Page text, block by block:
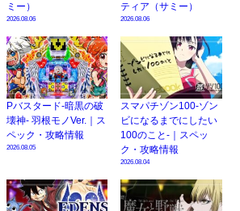
ル話題（ネタ）まとめ｜ぱちんこパチスロ関連【4
ミー）
2026.08.06
ティア（サミー）
2026.08.06
Pバスタード-暗黒の破
壊神- 羽根モノVer.｜ス
ペック・攻略情報
2026.08.05
スマパチゾン100-ゾン
ビになるまでにしたい
100のこと-｜スペッ
ク・攻略情報
2026.08.04